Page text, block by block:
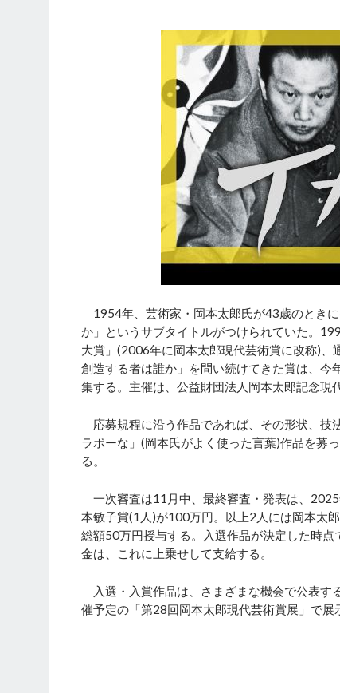
1954年、芸術家・岡本太郎氏が43歳のとき
か」というサブタイトルがつけられていた。
大賞」(2006年に岡本太郎現代芸術賞に改称)
創造する者は誰か」を問い続けてきた賞は、
集する。主催は、公益財団法人岡本太郎記念現
応募規程に沿う作品であれば、その形状、技
ラボーな」(岡本氏がよく使った言葉)作品を募っ
る。
一次審査は11月中、最終審査・発表は、
本敏子賞(1人)が100万円。以上2人には岡本太
総額50万円授与する。入選作品が決定した時
金は、これに上乗せして支給する。
入選・入賞作品は、さまざまな機会で公表す
催予定の「第28回岡本太郎現代芸術賞展」で展